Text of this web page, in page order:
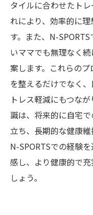
タイルに合わせたト
れにより、効率的に
す。また、N-
いママでも無理なく
案します。これらの
を整えるだけでなく
トレス軽減にもつな
識は、将来的に自宅
立ち、長期的な健康維
N-SPORTSでの経験
感し、より健康的で
しょう。